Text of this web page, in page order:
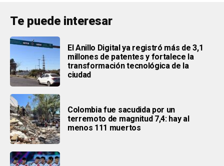
Te puede interesar
El Anillo Digital ya registró más de 3,1
millones de patentes y fortalece la
transformación tecnológica de la
ciudad
Colombia fue sacudida por un
terremoto de magnitud 7,4: hay al
menos 111 muertos